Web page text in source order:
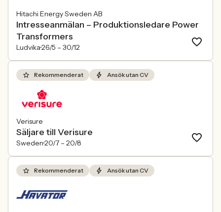
Hitachi Energy Sweden AB
Intresseanmälan – Produktionsledare Power
Transformers
Ludvika26/5 – 30/12
Rekommenderat Ansök utan CV
Verisure
Säljare till Verisure
Sweden20/7 – 20/8
Rekommenderat Ansök utan CV